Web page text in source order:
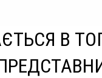
В